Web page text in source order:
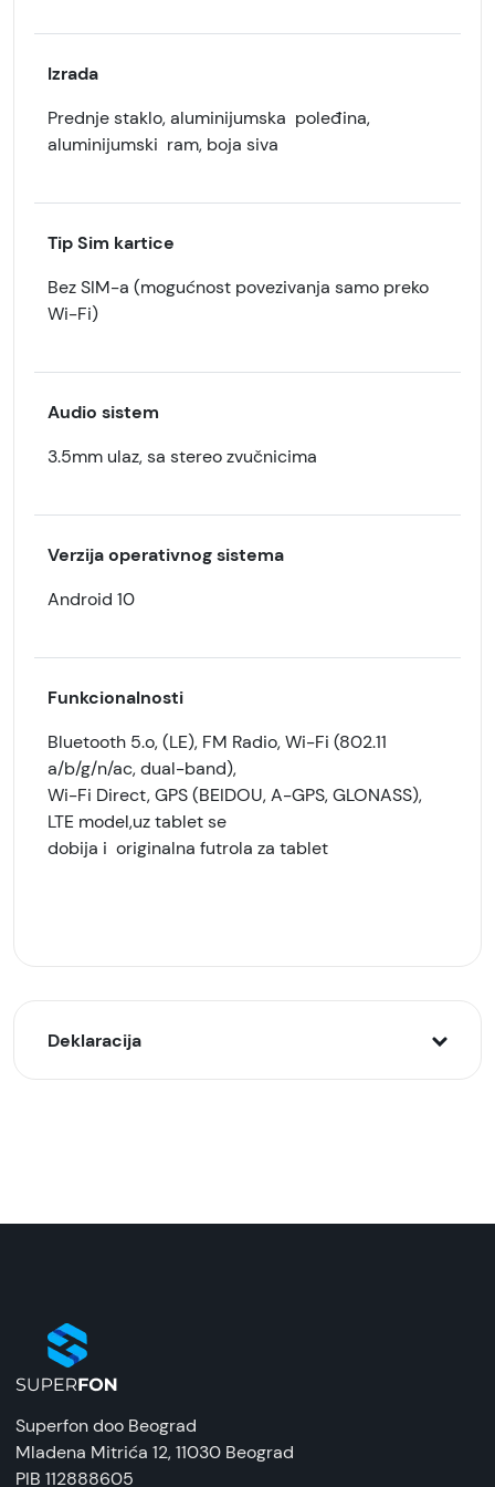
Izrada
Prednje staklo, aluminijumska poleđina,
aluminijumski ram, boja siva
Tip Sim kartice
Bez SIM-a (mogućnost povezivanja samo preko
Wi-Fi)
Audio sistem
3.5mm ulaz, sa stereo zvučnicima
Verzija operativnog sistema
Android 10
Funkcionalnosti
Bluetooth 5.o, (LE), FM Radio, Wi-Fi (802.11
a/b/g/n/ac, dual-band),
Wi-Fi Direct, GPS (BEIDOU, A-GPS, GLONASS),
LTE model,uz tablet se
dobija i originalna futrola za tablet
Deklaracija
Naziv i vrsta robe:
Comtrade,ALSO
EAN:
195042521368
Zemlja porekla:
Kina
Superfon doo Beograd
Mladena Mitrića 12, 11030 Beograd
PIB 112888605